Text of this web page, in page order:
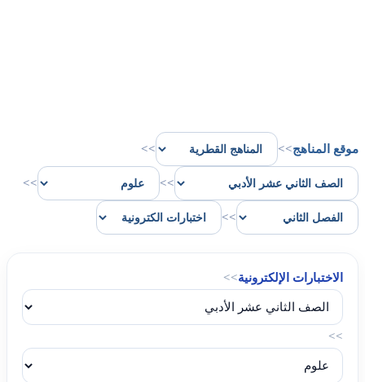
موقع المناهج>>
>>
>>
>>
>>
الاختبارات الإلكترونية>>
>>